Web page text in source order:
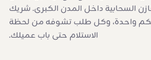
السحابية داخل المدن الكبرى. شريك
واحدة، وكل طلب تشوفه من لحظة
الاستلام حتى باب عميلك.